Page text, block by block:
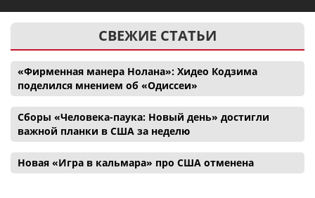
СВЕЖИЕ СТАТЬИ
«Фирменная манера Нолана»: Хидео Кодзима
поделился мнением об «Одиссеи»
Сборы «Человека-паука: Новый день» достигли
важной планки в США за неделю
Новая «Игра в кальмара» про США отменена